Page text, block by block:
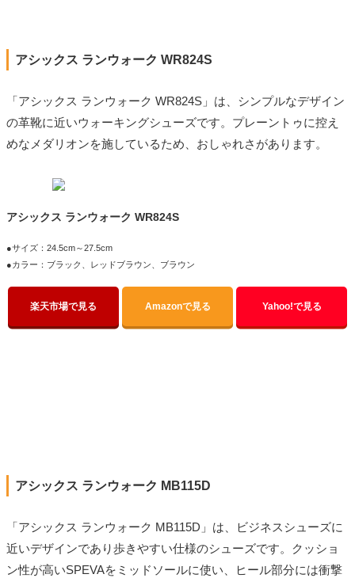
アシックス ランウォーク WR824S
「アシックス ランウォーク WR824S」は、シンプルなデザイン
の革靴に近いウォーキングシューズです。プレーントゥに控え
めなメダリオンを施しているため、おしゃれさがあります。
アシックス ランウォーク WR824S
●サイズ：24.5cm～27.5cm
●カラー：ブラック、レッドブラウン、ブラウン
楽天市場で見る Amazonで見る Yahoo!で見る
アシックス ランウォーク MB115D
「アシックス ランウォーク MB115D」は、ビジネスシューズに
近いデザインであり歩きやすい仕様のシューズです。クッショ
ン性が高いSPEVAをミッドソールに使い、ヒール部分には衝撃